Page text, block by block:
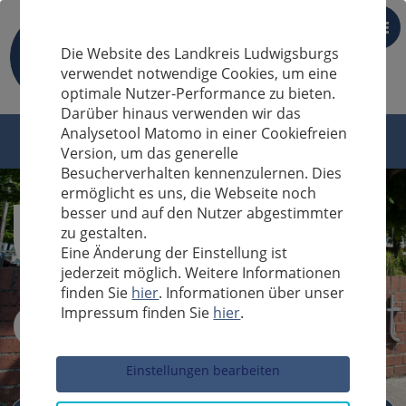
DE
Sucheingabe
Die Website des Landkreis Ludwigsburgs
verwendet notwendige Cookies, um eine
optimale Nutzer-Performance zu bieten.
Darüber hinaus verwenden wir das
Analysetool Matomo in einer Cookiefreien
Version, um das generelle
Besucherverhalten kennenzulernen. Dies
ermöglicht es uns, die Webseite noch
besser und auf den Nutzer abgestimmter
zu gestalten.
Eine Änderung der Einstellung ist
jederzeit möglich. Weitere Informationen
finden Sie hier. Informationen über unser
Impressum finden Sie hier.
Einstellungen bearbeiten